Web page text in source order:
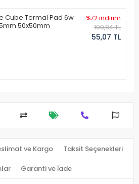
Cube Termal Pad 6w
50x50mm
%72 indirim
199,84 TL
55,07 TL
ve Kargo Taksit Seçenekleri
Garanti ve İade